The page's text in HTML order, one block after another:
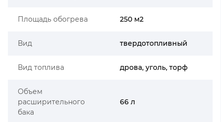
Площадь обогрева 250 м2
Вид твердотопливный
Вид топлива дрова, уголь, торф
Объем
расширительного
бака
66 л